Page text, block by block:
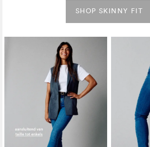
SHOP SKINNY FIT